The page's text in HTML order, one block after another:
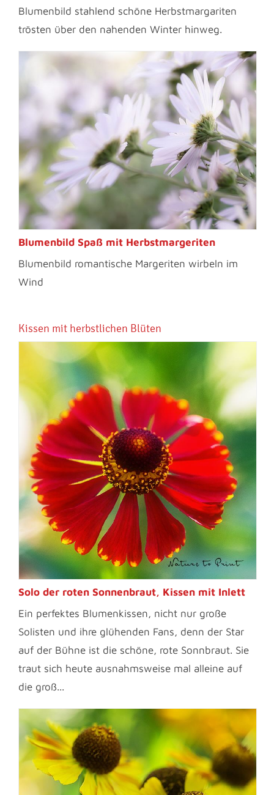
Blumenbild stahlend schöne Herbstmargariten
trösten über den nahenden Winter hinweg.
Blumenbild Spaß mit Herbstmargeriten
Blumenbild romantische Margeriten wirbeln im
Wind
Kissen mit herbstlichen Blüten
Solo der roten Sonnenbraut, Kissen mit Inlett
Ein perfektes Blumenkissen, nicht nur große
Solisten und ihre glühenden Fans, denn der Star
auf der Bühne ist die schöne, rote Sonnbraut. Sie
traut sich heute ausnahmsweise mal alleine auf
die groß...